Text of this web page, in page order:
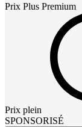
Prix Plus Premium
Prix plein
SPONSORISÉ